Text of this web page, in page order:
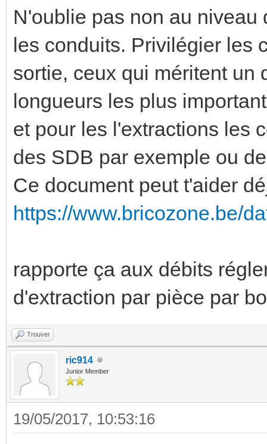
N'oublie pas non au
les conduits. Privilégier les
sortie, ceux qui méritent un
longueurs les plus
et pour les l'extractions les
des SDB par exemple ou
Ce document peut t'aider
https://www.bricozone.be/
rapporte ça aux débits
d'extraction par pièce par
Trouver
ric914
Junior Member
19/05/2017, 10:53:16